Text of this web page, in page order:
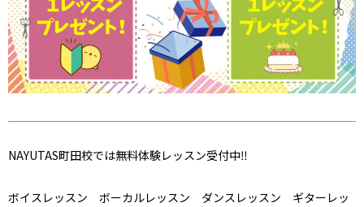
NAYUTAS町田校では無料体験レッスン受付中‼
ボイスレッスン ボーカルレッスン ダンスレッスン ギターレッ